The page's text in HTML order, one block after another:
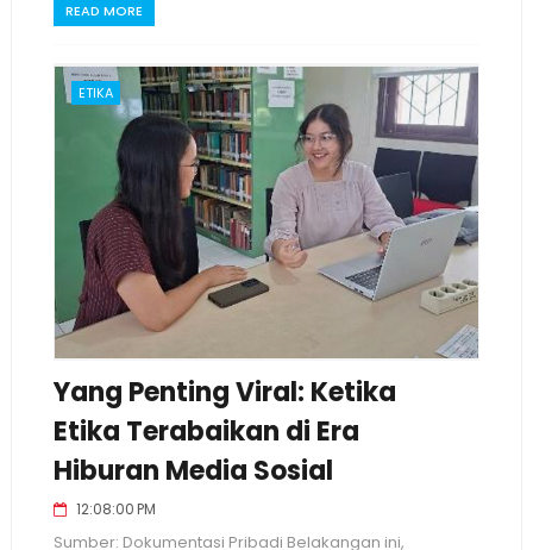
READ MORE
ETIKA
Yang Penting Viral: Ketika
Etika Terabaikan di Era
Hiburan Media Sosial
12:08:00 PM
Sumber: Dokumentasi Pribadi Belakangan ini,